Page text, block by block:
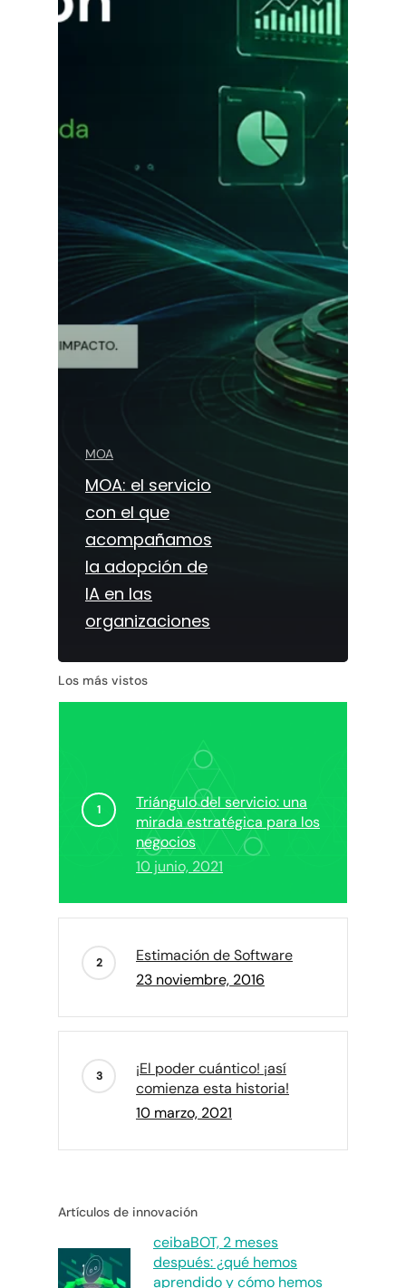
MOA
MOA: el servicio
con el que
acompañamos
la adopción de
IA en las
organizaciones
Los más vistos
Triángulo del servicio: una
mirada estratégica para los
negocios
10 junio, 2021
Estimación de Software
23 noviembre, 2016
¡El poder cuántico! ¡así
comienza esta historia!
10 marzo, 2021
Artículos de innovación
ceibaBOT, 2 meses
después: ¿qué hemos
aprendido y cómo hemos